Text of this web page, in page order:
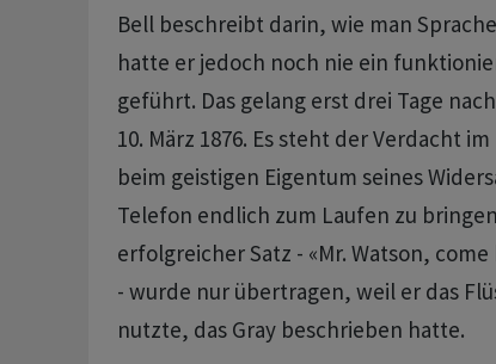
Bell beschreibt darin, wie man
hatte er jedoch noch nie ein
geführt. Das gelang erst drei Tage
10. März 1876. Es steht der Verdacht
beim geistigen Eigentum seines
Telefon endlich zum Laufen zu
erfolgreicher Satz - «Mr. Watson,
- wurde nur übertragen, weil er das
nutzte, das Gray beschrieben hatte.